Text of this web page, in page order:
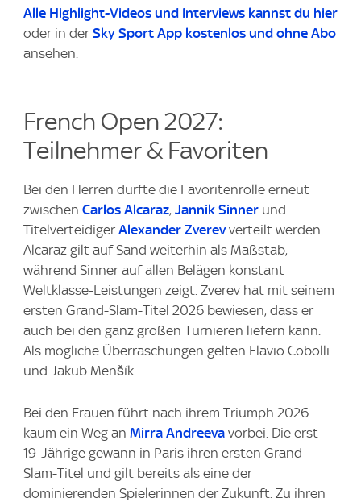
Alle Highlight-Videos und Interviews kannst du hier
oder in der Sky Sport App kostenlos und ohne Abo
ansehen.
French Open 2027:
Teilnehmer & Favoriten
Bei den Herren dürfte die Favoritenrolle erneut
zwischen Carlos Alcaraz, Jannik Sinner und
Titelverteidiger Alexander Zverevverteilt werden.
Alcaraz gilt auf Sand weiterhin als Maßstab,
während Sinner auf allen Belägen konstant
Weltklasse-Leistungen zeigt. Zverev hat mit seinem
ersten Grand-Slam-Titel 2026 bewiesen, dass er
auch bei den ganz großen Turnieren liefern kann.
Als mögliche Überraschungen gelten Flavio Cobolli
und Jakub Menšík.
Bei den Frauen führt nach ihrem Triumph 2026
kaum ein Weg an Mirra Andreeva vorbei. Die erst
19-Jährige gewann in Paris ihren ersten Grand-
Slam-Titel und gilt bereits als eine der
dominierenden Spielerinnen der Zukunft. Zu ihren